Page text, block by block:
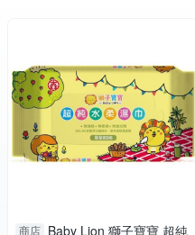
商店 Baby Lion 獅子寶寶 超純